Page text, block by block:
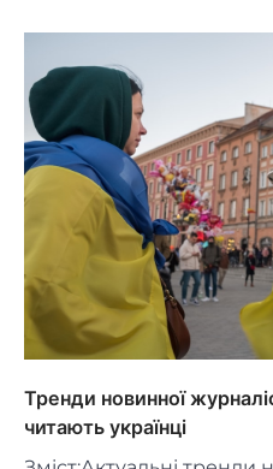
Тренди новинної
читають українці